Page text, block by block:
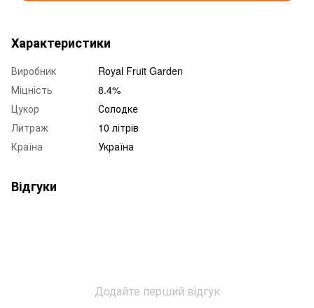
Характеристики
Виробник
Royal Fruit Garden
Міцність
8.4%
Цукор
Солодке
Литраж
10 літрів
Країна
Україна
Відгуки
Додайте перший відгук